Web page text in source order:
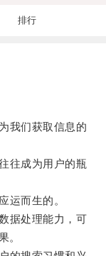
排行
我们获取信息的
往成为用户的瓶
而生的。
据处理能力，可
。